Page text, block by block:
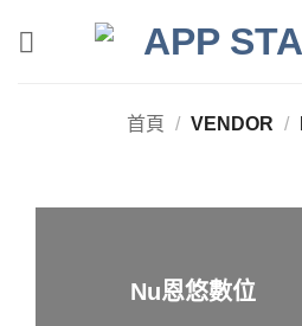
首頁 / VENDOR /
Nu恩悠數位